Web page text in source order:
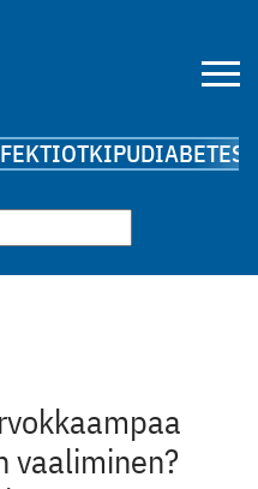
KIPUDIABETES
vaaliminen?